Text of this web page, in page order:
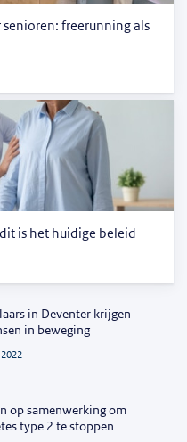
freerunning als
is het huidige beleid
in Deventer krijgen
in beweging
op samenwerking om
type 2 te stoppen